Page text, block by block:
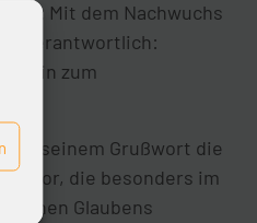
Mit dem Nachwuchs
verantwortlich:
hin zum
in seinem Grußwort die
die besonders im
Glaubens